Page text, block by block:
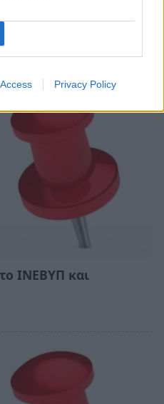
Privacy Policy
λάθος…
ΙΝΕΒΥΠ και